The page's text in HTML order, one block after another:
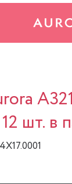
шт. в